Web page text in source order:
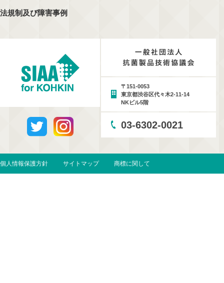
法規制及び障害事例
〒151-0053
東京都渋谷区代々木2-11-14
NKビル5階
03-6302-0021
個人情報保護方針 サイトマップ 商標に関して